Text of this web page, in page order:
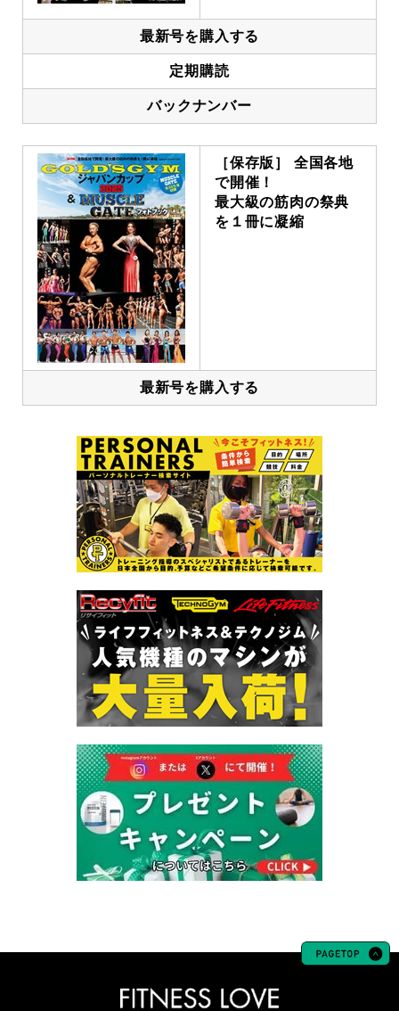
最新号を購入する
定期購読
バックナンバー
［保存版］ 全国各地
で開催！
最大級の筋肉の祭典
を１冊に凝縮
最新号を購入する